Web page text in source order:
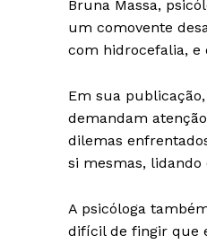
Bruna Massa,
um comovente
com hidrocefalia, e
Em sua
demandam
dilemas
si mesmas,
A psicóloga
difícil de fingir que